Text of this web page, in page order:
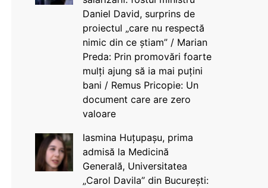
Daniel David, surprins de
proiectul „care nu respectă
nimic din ce știam” / Marian
Preda: Prin promovări foarte
mulți ajung să ia mai puțini
bani / Remus Pricopie: Un
document care are zero
valoare
Iasmina Huțupașu, prima
admisă la Medicină
Generală, Universitatea
„Carol Davila” din București: